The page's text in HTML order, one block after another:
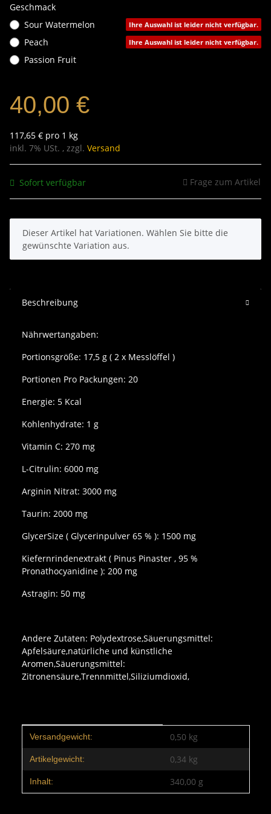
Geschmack
Sour Watermelon
Ihre Auswahl ist leider nicht verfügbar.
Peach Ihre Auswahl ist leider nicht verfügbar.
Passion Fruit
40,00 €
117,65 € pro 1 kg
inkl. 7% USt. , zzgl. Versand
Sofort verfügbar Frage zum Artikel
x
Dieser Artikel hat Variationen. Wählen Sie bitte die
gewünschte Variation aus.
Beschreibung
Nährwertangaben:
Portionsgröße: 17,5 g ( 2 x Messlöffel )
Portionen Pro Packungen: 20
Energie: 5 Kcal
Kohlenhydrate: 1 g
Vitamin C: 270 mg
L-Citrulin: 6000 mg
Arginin Nitrat: 3000 mg
Taurin: 2000 mg
GlycerSize ( Glycerinpulver 65 % ): 1500 mg
Kiefernrindenextrakt ( Pinus Pinaster , 95 %
Pronathocyanidine ): 200 mg
Astragin: 50 mg
Andere Zutaten: Polydextrose,Säuerungsmittel:
Apfelsäure,natürliche und künstliche
Aromen,Säuerungsmittel:
Zitronensäure,Trennmittel,Siliziumdioxid,
Produkteigenschaft
Wert
Versandgewicht: 0,50 kg
Artikelgewicht: 0,34 kg
Inhalt: 340,00 g